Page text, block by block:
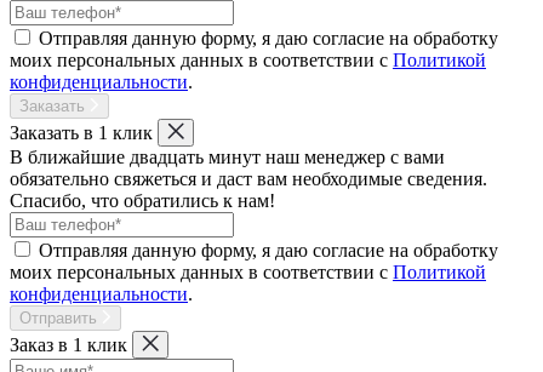
Отправляя данную форму, я даю согласие на обработку
моих персональных данных в соответствии с Политикой
конфиденциальности.
Заказать
Заказать в 1 клик
В ближайшие двадцать минут наш менеджер с вами
обязательно свяжеться и даст вам необходимые сведения.
Спасибо, что обратились к нам!
Отправляя данную форму, я даю согласие на обработку
моих персональных данных в соответствии с Политикой
конфиденциальности.
Отправить
Заказ в 1 клик